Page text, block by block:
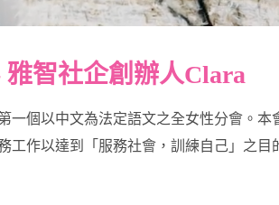
雅智社企創辦人Clara
一個以中文為法定語文之全女性分會。
工作以達到「服務社會，訓練自己」之目